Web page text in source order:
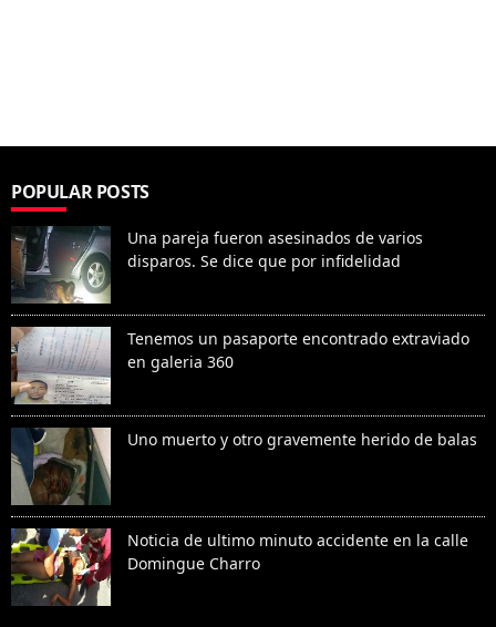
POPULAR POSTS
Una pareja fueron asesinados de varios
disparos. Se dice que por infidelidad
Tenemos un pasaporte encontrado extraviado
en galeria 360
Uno muerto y otro gravemente herido de balas
Noticia de ultimo minuto accidente en la calle
Domingue Charro